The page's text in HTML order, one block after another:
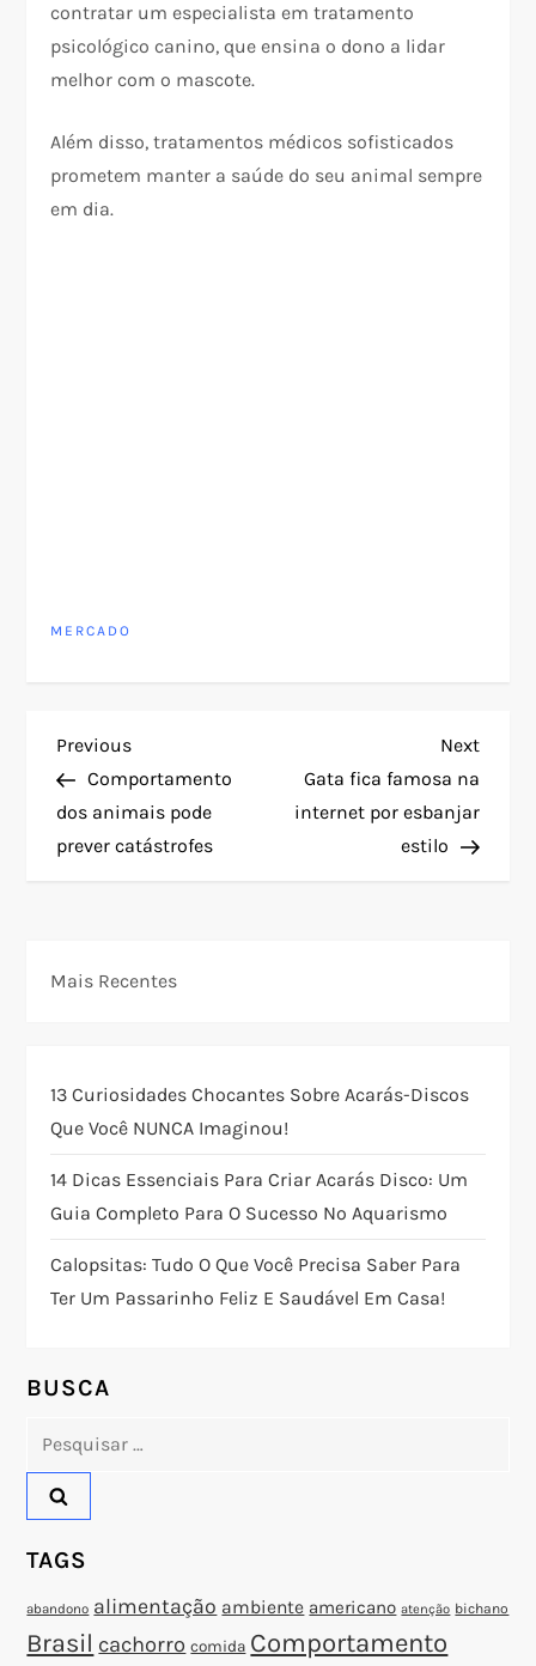
contratar um especialista em tratamento
psicológico canino, que ensina o dono a lidar
melhor com o mascote.
Além disso, tratamentos médicos sofisticados
prometem manter a saúde do seu animal sempre
em dia.
MERCADO
N
a
v
g
ç
ã
o
d
e
P
o
s
t
Previous
Post
Previous
Comportamento
dos animais pode
prever catástrofes
Next
Post
Next
Gata fica famosa na
internet por esbanjar
estilo
Mais Recentes
13 Curiosidades Chocantes Sobre Acarás-Discos
Que Você NUNCA Imaginou!
14 Dicas Essenciais Para Criar Acarás Disco: Um
Guia Completo Para O Sucesso No Aquarismo
Calopsitas: Tudo O Que Você Precisa Saber Para
Ter Um Passarinho Feliz E Saudável Em Casa!
BUSCA
Pesquisar
TAGS
abandono alimentação ambiente americano atenção bichano
Brasil cachorro comida Comportamento